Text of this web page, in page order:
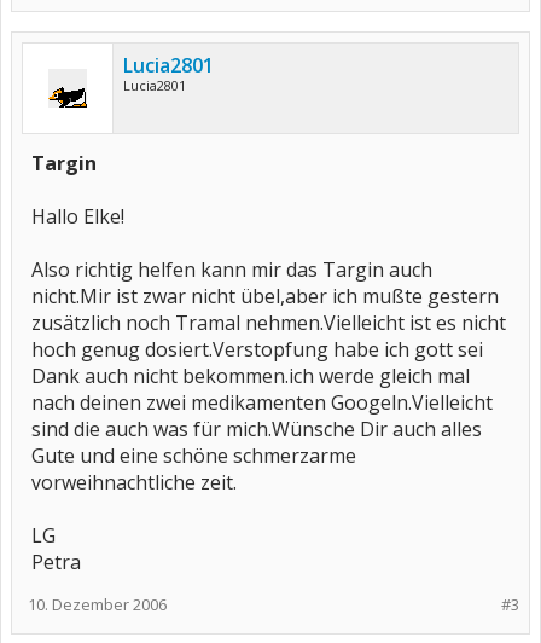
Lucia2801
Lucia2801
Targin
Hallo Elke!
Also richtig helfen kann mir das Targin auch
nicht.Mir ist zwar nicht übel,aber ich mußte gestern
zusätzlich noch Tramal nehmen.Vielleicht ist es nicht
hoch genug dosiert.Verstopfung habe ich gott sei
Dank auch nicht bekommen.ich werde gleich mal
nach deinen zwei medikamenten Googeln.Vielleicht
sind die auch was für mich.Wünsche Dir auch alles
Gute und eine schöne schmerzarme
vorweihnachtliche zeit.
LG
Petra
#3
10. Dezember 2006